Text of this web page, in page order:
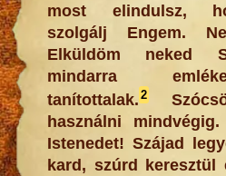
most elindulsz,
szolgálj Engem.
Elküldöm neked
mindarra
tanítottalak.2
használni
Istenedet! Szájad
kard, szúrd keresztül